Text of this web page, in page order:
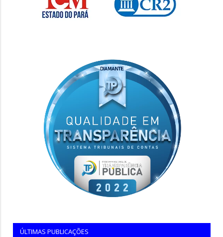
ÚLTIMAS PUBLICAÇÕES